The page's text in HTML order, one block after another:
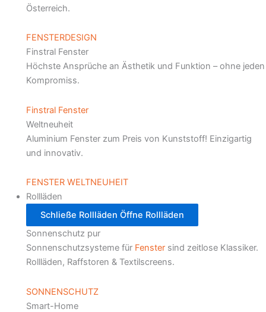
Österreich.
FENSTERDESIGN
Finstral Fenster
Höchste Ansprüche an Ästhetik und Funktion – ohne jeden
Kompromiss.
Finstral Fenster
Weltneuheit
Aluminium Fenster zum Preis von Kunststoff! Einzigartig
und innovativ.
FENSTER WELTNEUHEIT
Rollläden
Schließe Rollläden Öffne Rollläden
Sonnenschutz pur
Sonnenschutzsysteme für Fenstersind zeitlose Klassiker.
Rollläden, Raffstoren & Textilscreens.
SONNENSCHUTZ
Smart-Home